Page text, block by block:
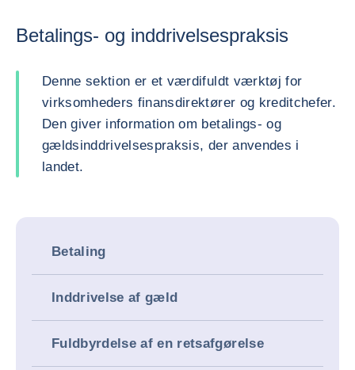
Betalings- og inddrivelsespraksis
Denne sektion er et værdifuldt værktøj for
virksomheders finansdirektører og kreditchefer.
Den giver information om betalings- og
gældsinddrivelsespraksis, der anvendes i
landet.
Betaling
Inddrivelse af gæld
Fuldbyrdelse af en retsafgørelse